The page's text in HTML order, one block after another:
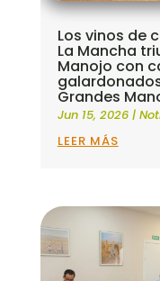
Los vinos de
La Mancha
Manojo con
Grandes
Jun 15, 2026|
LEER MÁS